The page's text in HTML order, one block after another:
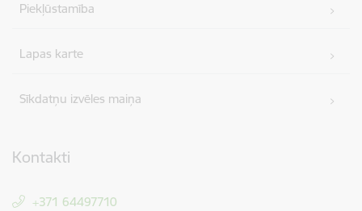
Piekļūstamība
Lapas karte
Sīkdatņu izvēles maiņa
Kontakti
+371 64497710